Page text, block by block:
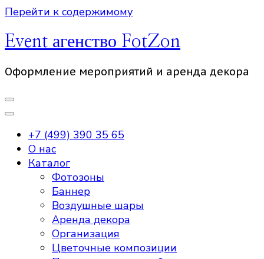
Перейти к содержимому
Event агенство FotZon
Оформление мероприятий и аренда декора
+7 (499) 390 35 65
О нас
Каталог
Фотозоны
Баннер
Воздушные шары
Аренда декора
Организация
Цветочные композиции